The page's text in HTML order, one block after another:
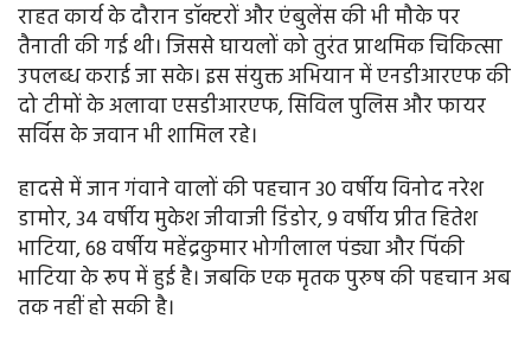
राहत कार्य के दौरान डॉक्टरों और एंबुलेंस की भी मौके पर
तैनाती की गई थी। जिससे घायलों को तुरंत प्राथमिक चिकित्सा
उपलब्ध कराई जा सके। इस संयुक्त अभियान में एनडीआरएफ की
दो टीमों के अलावा एसडीआरएफ, सिविल पुलिस और फायर
सर्विस के जवान भी शामिल रहे।
हादसे में जान गंवाने वालों की पहचान 30 वर्षीय विनोद नरेश
डामोर, 34 वर्षीय मुकेश जीवाजी डिंडोर, 9 वर्षीय प्रीत हितेश
भाटिया, 68 वर्षीय महेंद्रकुमार भोगीलाल पंड्या और पिंकी
भाटिया के रूप में हुई है। जबकि एक मृतक पुरुष की पहचान अब
तक नहीं हो सकी है।